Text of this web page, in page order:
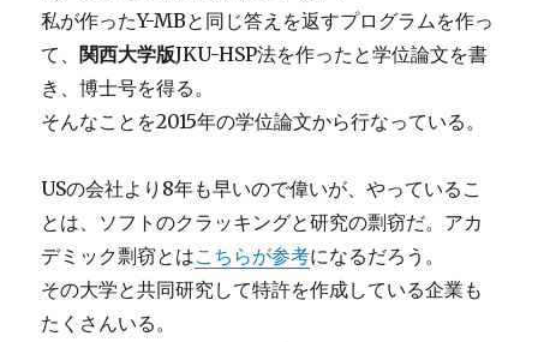
私が作ったY-MBと同じ答えを返すプログラムを作っ
て、関西大学版JKU-HSP法を作ったと学位論文を書
き、博士号を得る。
そんなことを2015年の学位論文から行なっている。
USの会社より8年も早いので偉いが、やっているこ
とは、ソフトのクラッキングと研究の剽窃だ。アカ
デミック剽窃とはこちらが参考になるだろう。
その大学と共同研究して特許を作成している企業も
たくさんいる。